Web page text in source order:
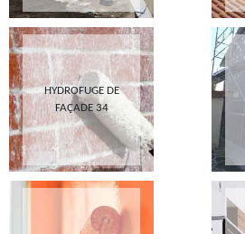
HYDROFUGE DE
FAÇADE 34